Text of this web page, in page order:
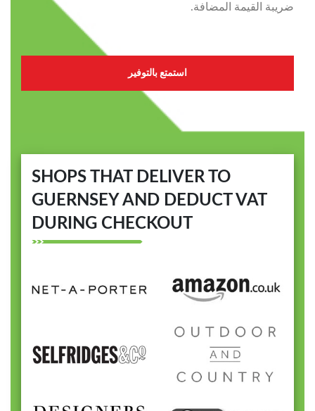
ضريبة القيمة المضافة.
استمتع بالتوفير
SHOPS THAT DELIVER TO
GUERNSEY AND DEDUCT VAT
DURING CHECKOUT